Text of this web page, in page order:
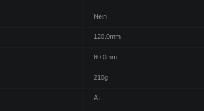
Nein
120.0mm
60.0mm
210g
A+